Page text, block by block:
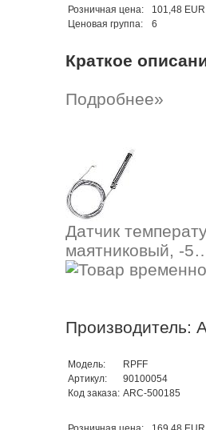
Розничная цена:
101,48 EUR
Ценовая группа:
6
Краткое
Подробнее»
Датчик
маятниковый, -
Производитель:
Модель:
RPFF
Артикул:
90100054
Код заказа: ARC-500185